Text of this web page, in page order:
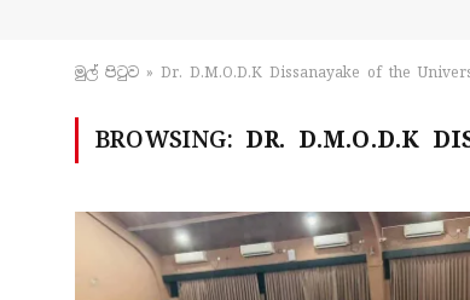
මුල් පිටු​ව » Dr. D.M.O.D.K Dissanayake of the
BROWSING: DR. D.M.O.D.K